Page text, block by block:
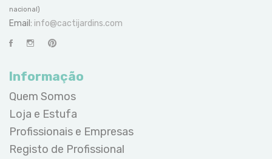
nacional)
Email: info@cactijardins.com
Informação
Quem Somos
Loja e Estufa
Profissionais e Empresas
Registo de Profissional